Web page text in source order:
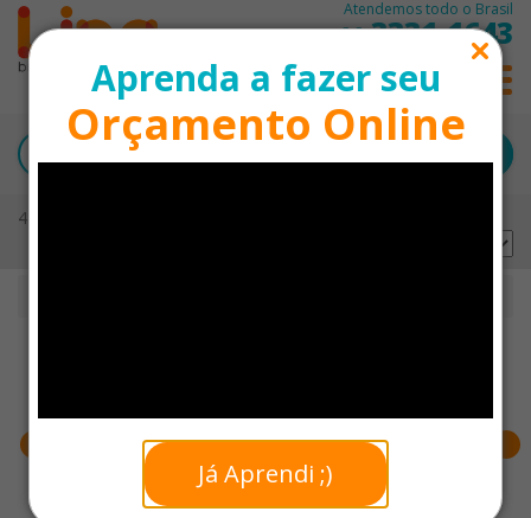
Aprenda a fazer seu
Orçamento Online
Já Aprendi ;)
Atendemos todo o Brasil
113331-1643
48 produtos encontrados
Cores